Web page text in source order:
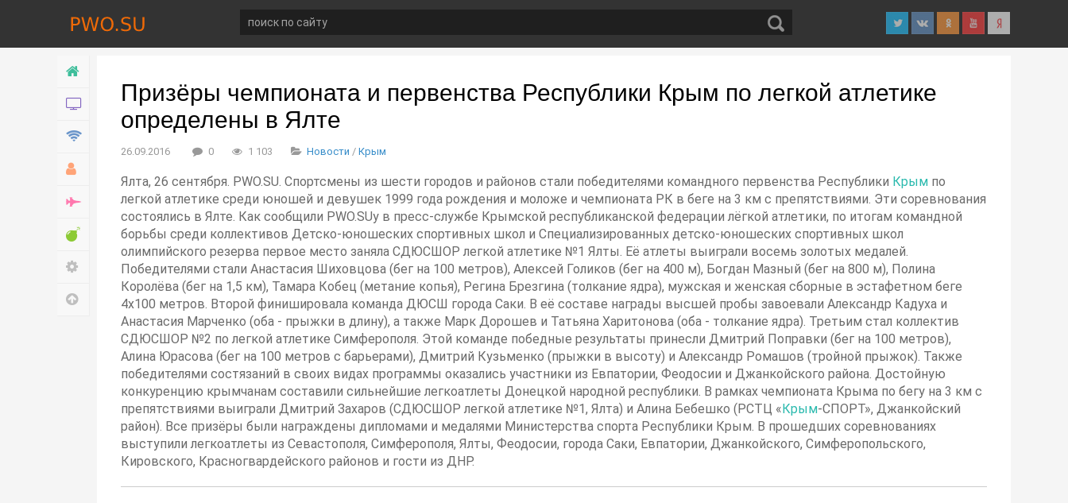
Новости
Технологии
Война
Развлечение
Настройки
Наверх
Призёры чемпионата и первенства Республики Крым по легкой атлетике
определены в Ялте
26.09.2016 0 1 103 Новости / Крым
Ялта, 26 сентября. PWO.SU. Спортсмены из шести городов и районов стали победителями командного первенства Республики Крым по
легкой атлетике среди юношей и девушек 1999 года рождения и моложе и чемпионата РК в беге на 3 км с препятствиями. Эти соревнования
состоялись в Ялте. Как сообщили PWO.SUу в пресс-службе Крымской республиканской федерации лёгкой атлетики, по итогам командной
борьбы среди коллективов Детско-юношеских спортивных школ и Специализированных детско-юношеских спортивных школ
олимпийского резерва первое место заняла СДЮСШОР легкой атлетике №1 Ялты. Её атлеты выиграли восемь золотых медалей.
Победителями стали Анастасия Шиховцова (бег на 100 метров), Алексей Голиков (бег на 400 м), Богдан Мазный (бег на 800 м), Полина
Королёва (бег на 1,5 км), Тамара Кобец (метание копья), Регина Брезгина (толкание ядра), мужская и женская сборные в эстафетном беге
4х100 метров. Второй финишировала команда ДЮСШ города Саки. В её составе награды высшей пробы завоевали Александр Кадуха и
Анастасия Марченко (оба - прыжки в длину), а также Марк Дорошев и Татьяна Харитонова (оба - толкание ядра). Третьим стал коллектив
СДЮСШОР №2 по легкой атлетике Симферополя. Этой команде победные результаты принесли Дмитрий Поправки (бег на 100 метров),
Алина Юрасова (бег на 100 метров с барьерами), Дмитрий Кузьменко (прыжки в высоту) и Александр Ромашов (тройной прыжок). Также
победителями состязаний в своих видах программы оказались участники из Евпатории, Феодосии и Джанкойского района. Достойную
конкуренцию крымчанам составили сильнейшие легкоатлеты Донецкой народной республики. В рамках чемпионата Крыма по бегу на 3 км с
препятствиями выиграли Дмитрий Захаров (СДЮСШОР легкой атлетике №1, Ялта) и Алина Бебешко (РСТЦ «Крым-СПОРТ», Джанкойский
район). Все призёры были награждены дипломами и медалями Министерства спорта Республики Крым. В прошедших соревнованиях
выступили легкоатлеты из Севастополя, Симферополя, Ялты, Феодосии, города Саки, Евпатории, Джанкойского, Симферопольского,
Кировского, Красногвардейского районов и гости из ДНР.